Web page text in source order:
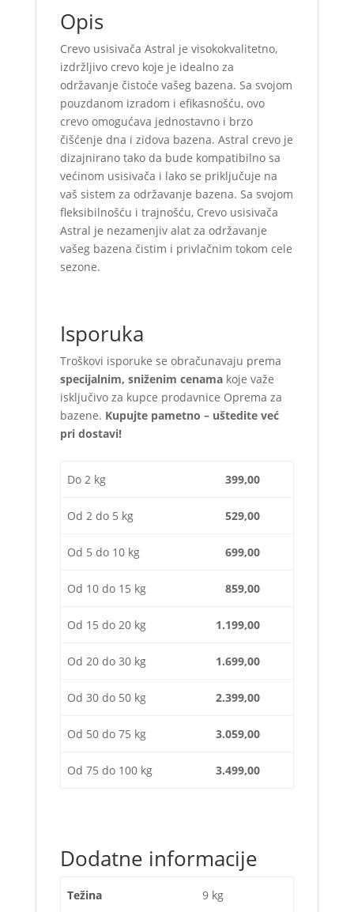
Opis
Crevo usisivača Astral je visokokvalitetno,
izdržljivo crevo koje je idealno za
održavanje čistoće vašeg bazena. Sa svojom
pouzdanom izradom i efikasnošću, ovo
crevo omogućava jednostavno i brzo
čišćenje dna i zidova bazena. Astral crevo je
dizajnirano tako da bude kompatibilno sa
većinom usisivača i lako se priključuje na
vaš sistem za održavanje bazena. Sa svojom
fleksibilnošću i trajnošću, Crevo usisivača
Astral je nezamenjiv alat za održavanje
vašeg bazena čistim i privlačnim tokom cele
sezone.
Isporuka
Troškovi isporuke se obračunavaju prema
specijalnim, sniženim cenamakoje važe
isključivo za kupce prodavnice Oprema za
bazene. Kupujte pametno – uštedite već
pri dostavi!
Do 2 kg 399,00
Od 2 do 5 kg 529,00
Od 5 do 10 kg 699,00
Od 10 do 15 kg 859,00
Od 15 do 20 kg 1.199,00
Od 20 do 30 kg 1.699,00
Od 30 do 50 kg 2.399,00
Od 50 do 75 kg 3.059,00
Od 75 do 100 kg 3.499,00
Dodatne informacije
Težina 9 kg